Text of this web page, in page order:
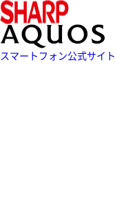
スマートフォン公式サイト